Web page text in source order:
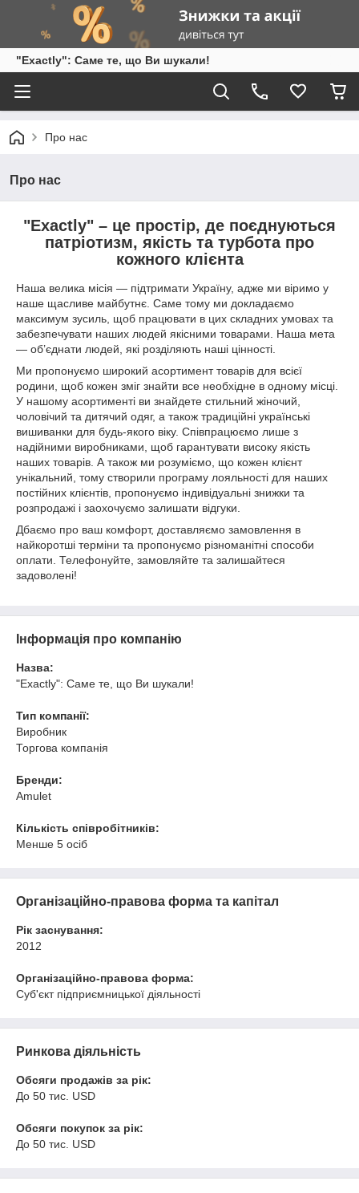
"Exactly": Саме те, що Ви шукали!
Про нас
Про нас
"Exactly" – це простір, де поєднуються
патріотизм, якість та турбота про
кожного клієнта
Наша велика місія — підтримати Україну, адже ми віримо у
наше щасливе майбутнє. Саме тому ми докладаємо
максимум зусиль, щоб працювати в цих складних умовах та
забезпечувати наших людей якісними товарами. Наша мета
— об’єднати людей, які розділяють наші цінності.
Ми пропонуємо широкий асортимент товарів для всієї
родини, щоб кожен зміг знайти все необхідне в одному місці.
У нашому асортименті ви знайдете стильний жіночий,
чоловічий та дитячий одяг, а також традиційні українські
вишиванки для будь-якого віку. Співпрацюємо лише з
надійними виробниками, щоб гарантувати високу якість
наших товарів. А також ми розуміємо, що кожен клієнт
унікальний, тому створили програму лояльності для наших
постійних клієнтів, пропонуємо індивідуальні знижки та
розпродажі і заохочуємо залишати відгуки.
Дбаємо про ваш комфорт, доставляємо замовлення в
найкоротші терміни та пропонуємо різноманітні способи
оплати. Телефонуйте, замовляйте та залишайтеся
задоволені!
Інформація про компанію
Назва:
"Exactly": Саме те, що Ви шукали!
Тип компанії:
Виробник
Торгова компанія
Бренди:
Amulet
Кількість співробітників:
Менше 5 осіб
Організаційно-правова форма та капітал
Рік заснування:
2012
Організаційно-правова форма:
Суб'єкт підприємницької діяльності
Ринкова діяльність
Обсяги продажів за рік:
До 50 тис. USD
Обсяги покупок за рік:
До 50 тис. USD